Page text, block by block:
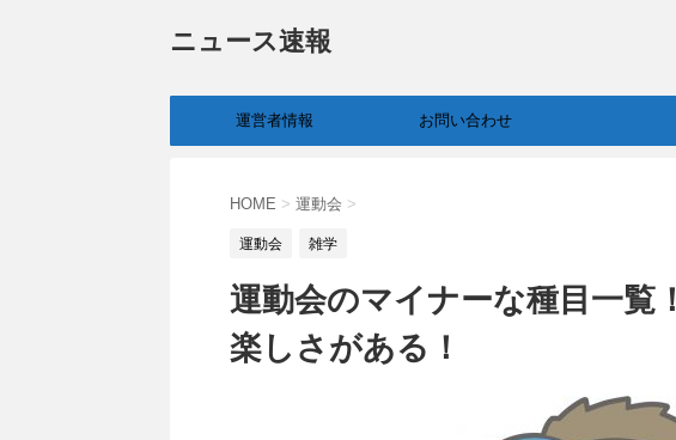
ニュース速報
運営者情報 お問い合わせ
HOME > 運動会 >
運動会 雑学
運動会のマイナーな種目一覧
楽しさがある！